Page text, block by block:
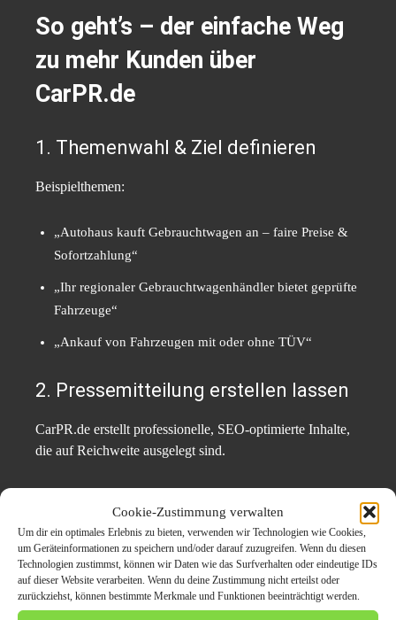
Cookie-Zustimmung verwalten
Um dir ein optimales Erlebnis zu bieten, verwenden wir Technologien wie Cookies,
um Geräteinformationen zu speichern und/oder darauf zuzugreifen. Wenn du diesen
Technologien zustimmst, können wir Daten wie das Surfverhalten oder eindeutige IDs
auf dieser Website verarbeiten. Wenn du deine Zustimmung nicht erteilst oder
zurückziehst, können bestimmte Merkmale und Funktionen beeinträchtigt werden.
So geht’s – der einfache Weg
zu mehr Kunden über
CarPR.de
1. Themenwahl & Ziel definieren
Beispielthemen:
„Autohaus kauft Gebrauchtwagen an – faire Preise &
Sofortzahlung“
„Ihr regionaler Gebrauchtwagenhändler bietet geprüfte
Fahrzeuge“
„Ankauf von Fahrzeugen mit oder ohne TÜV“
2. Pressemitteilung erstellen lassen
CarPR.de erstellt professionelle, SEO-optimierte Inhalte,
die auf Reichweite ausgelegt sind.
Portalen
Dadurch steigt sofortige Sichtbarkeit und Auffindbarkeit
in Google.